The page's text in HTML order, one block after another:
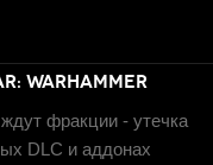
WARHAMMER
фракции - утечка
DLC и аддонах